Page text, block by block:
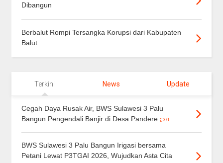
Dibangun
Berbalut Rompi Tersangka Korupsi dari Kabupaten
Balut
Terkini News Update
Cegah Daya Rusak Air, BWS Sulawesi 3 Palu
Bangun Pengendali Banjir di Desa Pandere
0
BWS Sulawesi 3 Palu Bangun Irigasi bersama
Petani Lewat P3TGAI 2026, Wujudkan Asta Cita